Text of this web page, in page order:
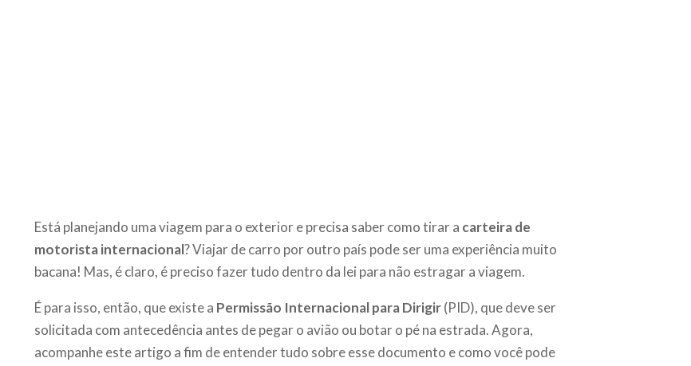
Está planejando uma viagem para o exterior e precisa saber como tirar a carteira de
motorista internacional? Viajar de carro por outro país pode ser uma experiência muito
bacana! Mas, é claro, é preciso fazer tudo dentro da lei para não estragar a viagem.
É para isso, então, que existe a Permissão Internacional para Dirigir(PID), que deve ser
solicitada com antecedência antes de pegar o avião ou botar o pé na estrada. Agora,
acompanhe este artigo a fim de entender tudo sobre esse documento e como você pode